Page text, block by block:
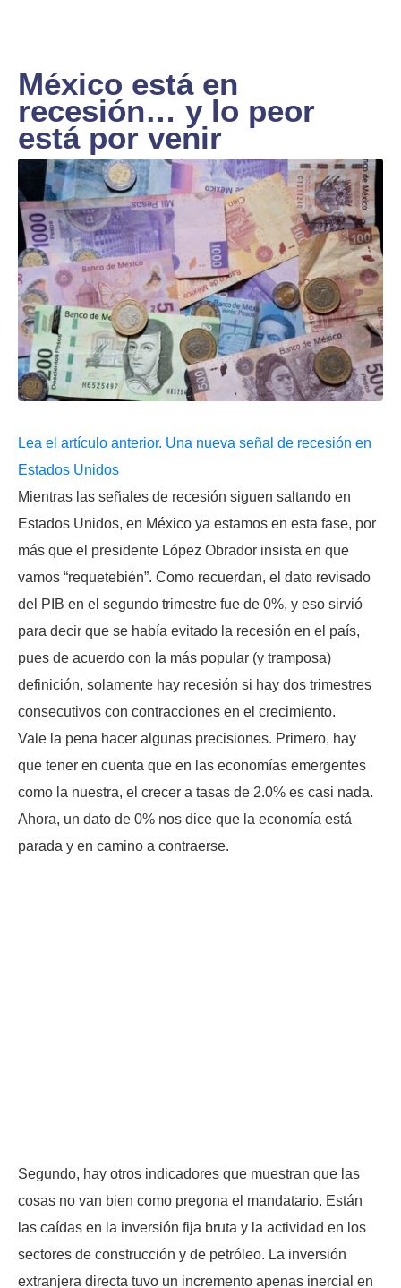
México está en
recesión… y lo peor
está por venir
Lea el artículo anterior. Una nueva señal de recesión en
Estados Unidos
Mientras las señales de recesión siguen saltando en
Estados Unidos, en México ya estamos en esta fase, por
más que el presidente López Obrador insista en que
vamos “requetebién”. Como recuerdan, el dato revisado
del PIB en el segundo trimestre fue de 0%, y eso sirvió
para decir que se había evitado la recesión en el país,
pues de acuerdo con la más popular (y tramposa)
definición, solamente hay recesión si hay dos trimestres
consecutivos con contracciones en el crecimiento.
Vale la pena hacer algunas precisiones. Primero, hay
que tener en cuenta que en las economías emergentes
como la nuestra, el crecer a tasas de 2.0% es casi nada.
Ahora, un dato de 0% nos dice que la economía está
parada y en camino a contraerse.
Segundo, hay otros indicadores que muestran que las
cosas no van bien como pregona el mandatario. Están
las caídas en la inversión fija bruta y la actividad en los
sectores de construcción y de petróleo. La inversión
extranjera directa tuvo un incremento apenas inercial en